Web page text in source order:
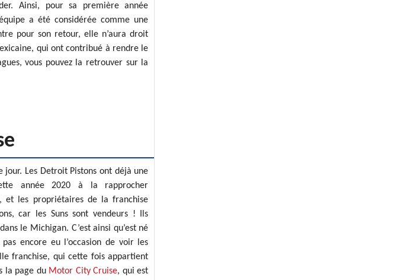
Ainsi, pour sa première année
a été considérée comme une
pour son retour, elle n’aura droit
qui ont contribué à rendre le
vous pouvez la retrouver sur la
Les Detroit Pistons ont déjà une
année 2020 à la rapprocher
et les propriétaires de la franchise
car les Suns sont vendeurs ! Ils
le Michigan. C’est ainsi qu’est né
encore eu l’occasion de voir les
franchise, qui cette fois appartient
la page du Motor City Cruise, qui est